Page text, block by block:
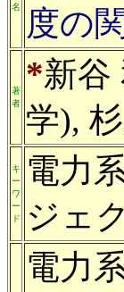
名
度の
著
者
*新谷
学),
キ
ー
ワ
ー
ド
電力
ジェ
電力